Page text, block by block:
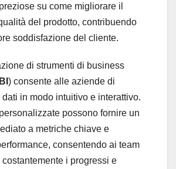
su come migliorare il
del prodotto, contribuendo
soddisfazione del cliente.
di strumenti di business
BI ) consente alle aziende di
in modo intuitivo e interattivo.
possono fornire un
a metriche chiave e
consentendo ai team
i progressi e